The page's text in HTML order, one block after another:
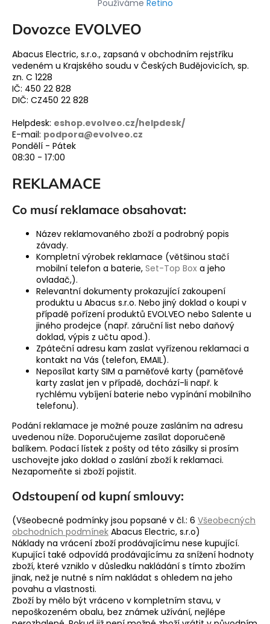
Používáme Retino
Dovozce EVOLVEO
Abacus Electric, s.r.o., zapsaná v obchodním rejstříku
vedeném u Krajského soudu v Českých Budějovicích, sp.
zn. C 1228
IČ: 450 22 828
DIČ: CZ450 22 828
Helpdesk: eshop.evolveo.cz/helpdesk/
E-mail: podpora@evolveo.cz
Pondělí - Pátek
08:30 - 17:00
REKLAMACE
Co musí reklamace obsahovat:
Název reklamovaného zboží a podrobný popis
závady.
Kompletní výrobek reklamace (většinou stačí
mobilní telefon a baterie, Set-Top Box a jeho
ovladač,).
Relevantní dokumenty prokazující zakoupení
produktu u Abacus s.r.o. Nebo jiný doklad o koupi v
případě pořízení produktů EVOLVEO nebo Salente u
jiného prodejce (např. záruční list nebo daňový
doklad, výpis z učtu apod.).
Zpáteční adresu kam zaslat vyřízenou reklamaci a
kontakt na Vás (telefon, EMAIL).
Neposílat karty SIM a paměťové karty (paměťové
karty zaslat jen v případě, dochází-li např. k
rychlému vybíjení baterie nebo vypínání mobilního
telefonu).
Podání reklamace je možné pouze zasláním na adresu
uvedenou níže. Doporučujeme zasílat doporučeně
balíkem. Podací lístek z pošty od této zásilky si prosím
uschovejte jako doklad o zaslání zboží k reklamaci.
Nezapomeňte si zboží pojistit.
Odstoupení od kupní smlouvy:
(Všeobecné podmínky jsou popsané v čl.: 6 Všeobecných
obchodních podmínek Abacus Electric, s.r.o)
Náklady na vrácení zboží prodávajícímu nese kupující.
Kupující také odpovídá prodávajícímu za snížení hodnoty
zboží, které vzniklo v důsledku nakládání s tímto zbožím
jinak, než je nutné s ním nakládat s ohledem na jeho
povahu a vlastnosti.
Zboží by mělo být vráceno v kompletním stavu, v
nepoškozeném obalu, bez známek užívání, nejlépe
j
í
t
?
HLEDAT